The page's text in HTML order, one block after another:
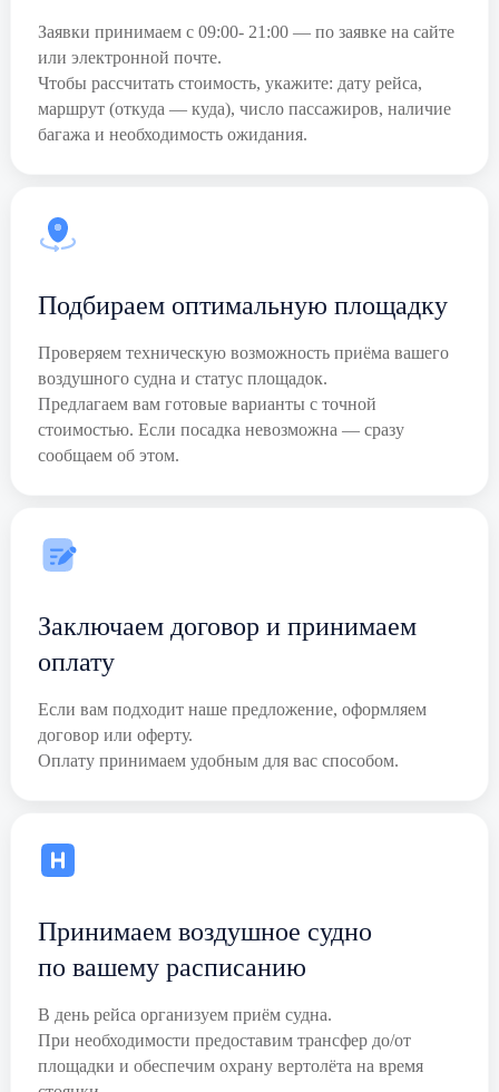
Заявки принимаем с 09:00- 21:00 — по заявке на сайте
или электронной почте.
Чтобы рассчитать стоимость, укажите: дату рейса,
маршрут (откуда — куда), число пассажиров, наличие
багажа и необходимость ожидания.
Подбираем оптимальную площадку
Проверяем техническую возможность приёма вашего
воздушного судна и статус площадок.
Предлагаем вам готовые варианты с точной
стоимостью. Если посадка невозможна — сразу
сообщаем об этом.
Заключаем договор и принимаем
оплату
Если вам подходит наше предложение, оформляем
договор или оферту.
Оплату принимаем удобным для вас способом.
Принимаем воздушное судно
по вашему расписанию
В день рейса организуем приём судна.
При необходимости предоставим трансфер до/от
площадки и обеспечим охрану вертолёта на время